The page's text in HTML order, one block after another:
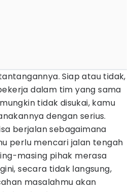
Siap atau tidak,
dalam tim yang sama
tidak disukai, kamu
dengan serius.
berjalan sebagaimana
perlu mencari jalan tengah
masing pihak merasa
secara tidak langsung,
masalahmu akan